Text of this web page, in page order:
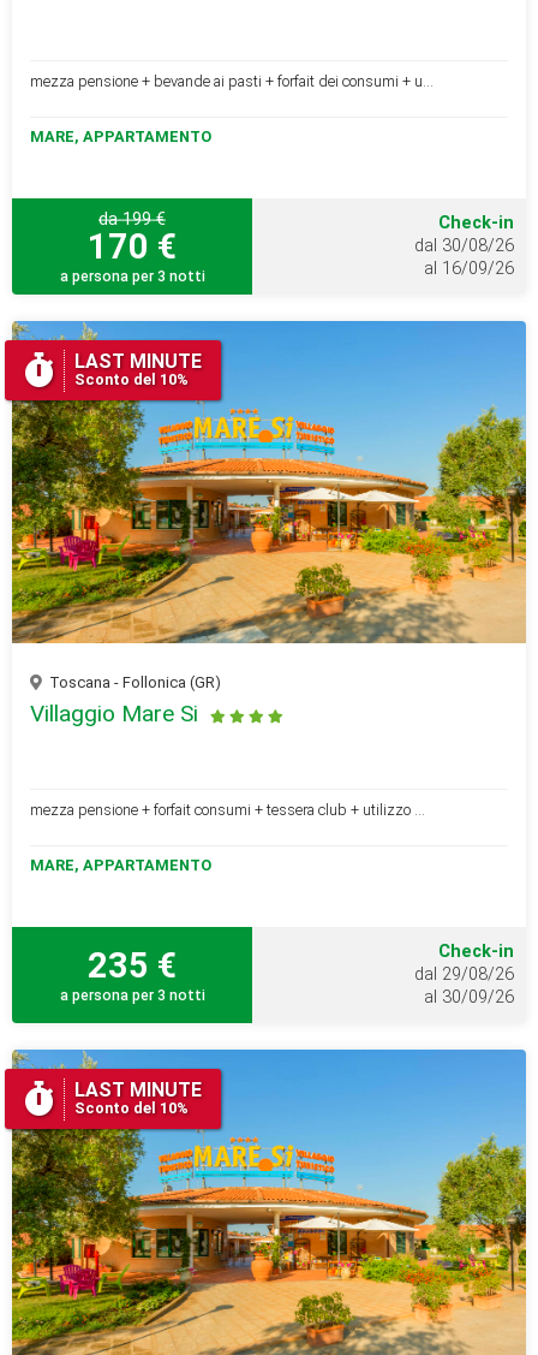
mezza pensione + bevande ai pasti + forfait dei consumi + u...
MARE, APPARTAMENTO
da 199 €
170 €
a persona per 3 notti
Check-in
dal 30/08/26
al 16/09/26
LAST MINUTE
Sconto del 10%
Toscana - Follonica (GR)
Villaggio Mare Si
mezza pensione + forfait consumi + tessera club + utilizzo ...
MARE, APPARTAMENTO
235 €
a persona per 3 notti
Check-in
dal 29/08/26
al 30/09/26
LAST MINUTE
Sconto del 10%